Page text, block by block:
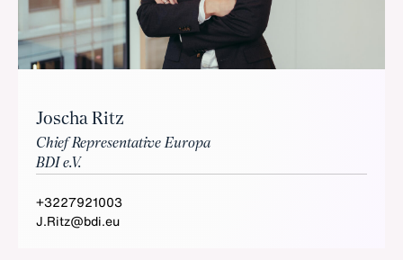
Joscha Ritz
Chief Representative Europa
BDI e.V.
+3227921003
J.Ritz@bdi.eu